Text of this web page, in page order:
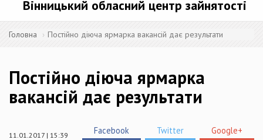
Вінницький обласний центр зайнятості
Головна Постійно діюча ярмарка вакансій дає результати
Постійно діюча ярмарка
вакансій дає результати
11.01.2017 | 15:39 Facebook Twitter Google+